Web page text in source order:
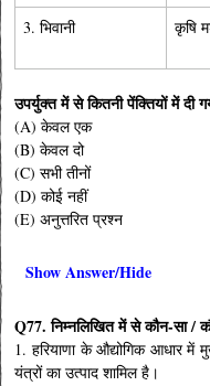
3. भिवानी कृषि
उपर्युक्त में से कितनी पेंक्तियों में दी
(A) केवल एक
(B) केवल दो
(C) सभी तीनों
(D) कोई नहीं
(E) अनुत्तरित प्रश्न
Show Answer/Hide
Q77. निम्नलिखित में से कौन-सा /
1. हरियाणा के औद्योगिक आधार
यंत्रों का उत्पाद शामिल है।